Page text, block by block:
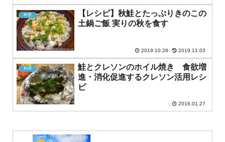
料理
【レシピ】秋鮭とたっぷりきのこの
土鍋ご飯 実りの秋を食す
2019.10.28 2019.11.03
料理
鮭とクレソンのホイル焼き 食欲増
進・消化促進するクレソン活用レシ
ピ
2016.01.27